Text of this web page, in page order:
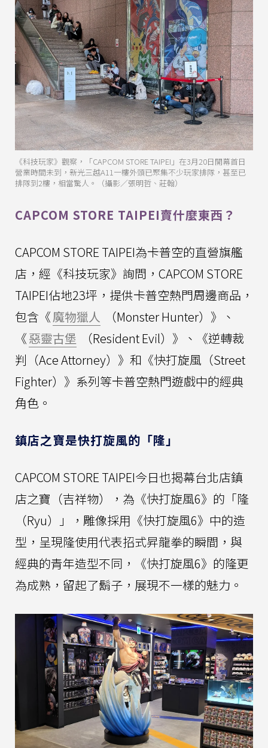
《科技玩家》觀察，「CAPCOM STORE TAIPEI」在3月20日開幕首日
營業時間未到，新光三越A11一樓外頭已聚集不少玩家排隊，甚至已
排隊到2樓，相當驚人。（攝影／張明哲、莊翰）
CAPCOM STORE TAIPEI賣什麼東西？
CAPCOM STORE TAIPEI為卡普空的直營旗艦
店，經《科技玩家》詢問，CAPCOM STORE
TAIPEI佔地23坪，提供卡普空熱門周邊商品，
包含《魔物獵人
（Monster Hunter）》、
《惡靈古堡
（Resident Evil）》、《逆轉裁
判（Ace Attorney）》和《快打旋風（Street
Fighter）》系列等卡普空熱門遊戲中的經典
角色。
鎮店之寶是快打旋風的「隆」
CAPCOM STORE TAIPEI今日也揭幕台北店鎮
店之寶（吉祥物），為《快打旋風6》的「隆
（Ryu）」，雕像採用《快打旋風6》中的造
型，呈現隆使用代表招式昇龍拳的瞬間，與
經典的青年造型不同，《快打旋風6》的隆更
為成熟，留起了鬍子，展現不一樣的魅力。